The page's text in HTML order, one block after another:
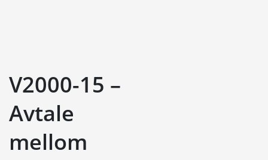
V2000-15 –
Avtale
mellom